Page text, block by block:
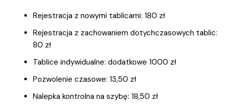
Rejestracja z nowymi tablicami: 180 zł
Rejestracja z zachowaniem dotychczasowych tablic:
80 zł
Tablice indywidualne: dodatkowe 1000 zł
Pozwolenie czasowe: 13,50 zł
Nalepka kontrolna na szybę: 18,50 zł